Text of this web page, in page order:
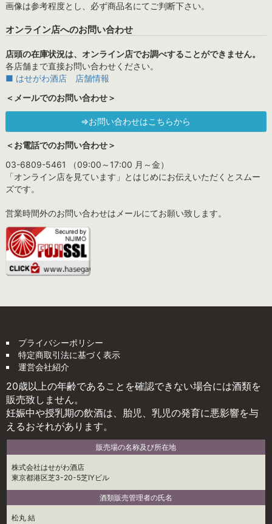
画像は参考程度とし、必ず商品名にてご判断下さい。
オンライン店へのお問い合わせ
店頭の在庫状況は、オンライン店でお調べすることができません。
各店舗まで直接お問い合わせください。
■ はせがわ酒店 店舗情報
＜メールでのお問い合わせ＞
⇒お問い合わせはこちらから
＜お電話でのお問い合わせ＞
03-6809-5461 （09:00～17:00 月～金）
「オンライン店を見ています」とはじめにお伝えいただくとスムー
ズです。
営業時間外のお問い合わせはメールにてお願い致します。
プライバシーポリシー
特定商取引法に基づく表示
運営会社紹介
20歳以上の年齢であることを確認できない場合には酒類を
販売致しません。
妊娠中や授乳期の飲酒は、胎児、乳児の発育に悪影響を与
えるおそれがあります。
販売場の名称及び所在地
株式会社はせがわ酒店
東京都港区芝3-20-5芝IYビル
酒類販売管理者の氏名
松丸 結